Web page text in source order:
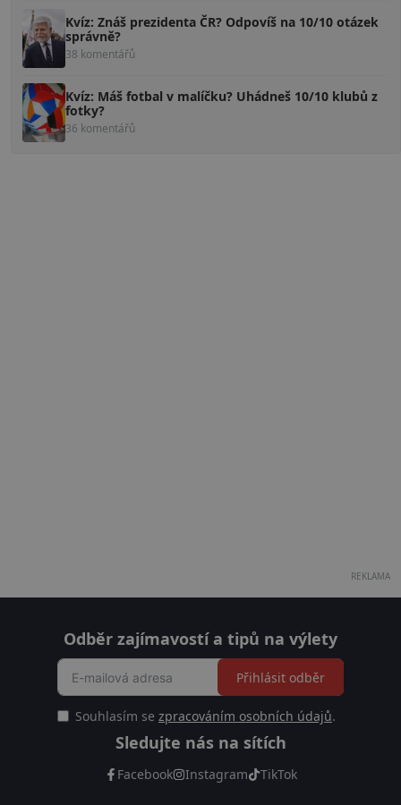
Kvíz: Znáš prezidenta ČR? Odpovíš na 10/10 otázek
správně?
38 komentářů
Kvíz: Máš fotbal v malíčku? Uhádneš 10/10 klubů z
fotky?
36 komentářů
REKLAMA
Odběr zajímavostí a tipů na výlety
Souhlasím se zpracováním osobních údajů.
Přihlásit odběr
Sledujte nás na sítích
Facebook Instagram TikTok